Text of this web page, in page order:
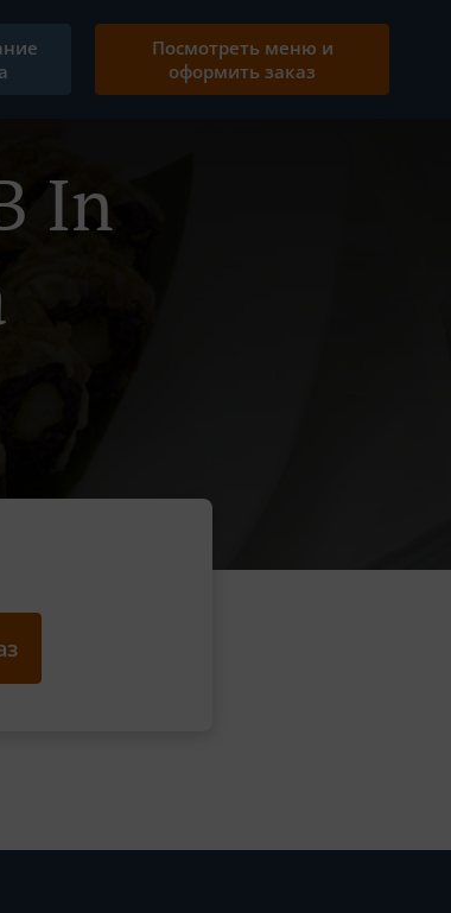
Посмотреть меню и
оформить заказ
In